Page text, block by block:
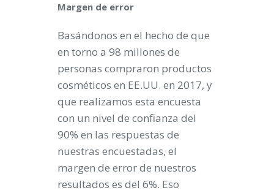
Margen de error
Basándonos en el hecho de que
en torno a 98 millones de
personas compraron productos
cosméticos en EE.UU. en 2017, y
que realizamos esta encuesta
con un nivel de confianza del
90% en las respuestas de
nuestras encuestadas, el
margen de error de nuestros
resultados es del 6%. Eso